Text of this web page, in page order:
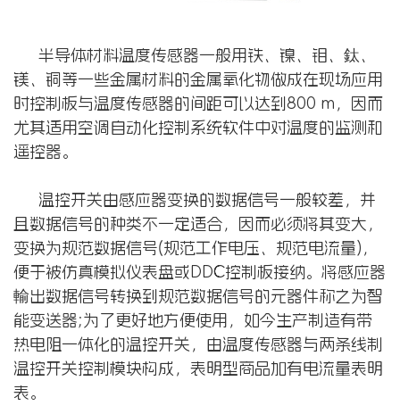
半导体材料温度传感器一般用铁、镍、钼、鈦、
镁、铜等一些金属材料的金属氧化物做成在现场应用
时控制板与温度传感器的间距可以达到800 m，因而
尤其适用空调自动化控制系统软件中对温度的监测和
遥控器。
温控开关由感应器变换的数据信号一般较差，并
且数据信号的种类不一定适合，因而必须将其变大，
变换为规范数据信号(规范工作电压、规范电流量)，
便于被仿真模拟仪表盘或DDC控制板接纳。将感应器
輸出数据信号转换到规范数据信号的元器件称之为智
能变送器;为了更好地方便使用，如今生产制造有带
热电阻一体化的温控开关，由温度传感器与两条线制
温控开关控制模块构成，表明型商品加有电流量表明
表。